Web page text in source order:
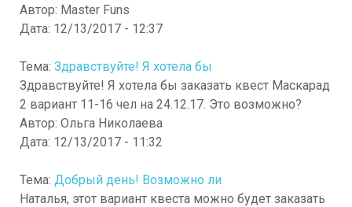
Автор: Master Funs
Дата: 12/13/2017 - 12:37
Тема: Здравствуйте! Я хотела бы
Здравствуйте! Я хотела бы заказать квест Маскарад
2 вариант 11-16 чел на 24.12.17. Это возможно?
Автор: Ольга Николаева
Дата: 12/13/2017 - 11:32
Тема: Добрый день! Возможно ли
Наталья, этот вариант квеста можно будет заказать